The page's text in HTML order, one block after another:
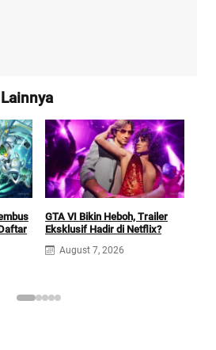
GTA VI Bikin Heboh, Trailer
Eksklusif Hadir di Netflix?
August 7, 2026